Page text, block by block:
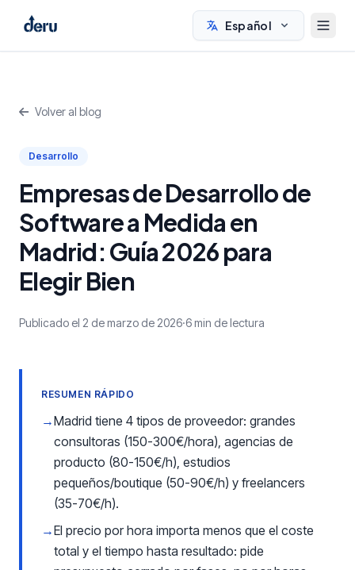
Español
Volver al blog
Desarrollo
Empresas de Desarrollo de
Software a Medida en
Madrid: Guía 2026 para
Elegir Bien
Publicado el 2 de marzo de 2026·6 min de lectura
RESUMEN RÁPIDO
→Madrid tiene 4 tipos de proveedor: grandes
consultoras (150-300€/hora), agencias de
producto (80-150€/h), estudios
pequeños/boutique (50-90€/h) y freelancers
(35-70€/h).
→El precio por hora importa menos que el coste
total y el tiempo hasta resultado: pide